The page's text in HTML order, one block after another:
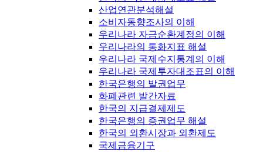
산업연관분석해설
소비자동향조사의 이해
우리나라 자금순환계정의 이해
우리나라의 통화지표 해설
우리나라 국제수지통계의 이해
우리나라 국제투자대조표의 이해
한국은행의 발권업무
화폐관련 발간자료
한국의 지급결제제도
한국은행의 증권업무 해설
한국의 외환시장과 외환제도
국제금융기구